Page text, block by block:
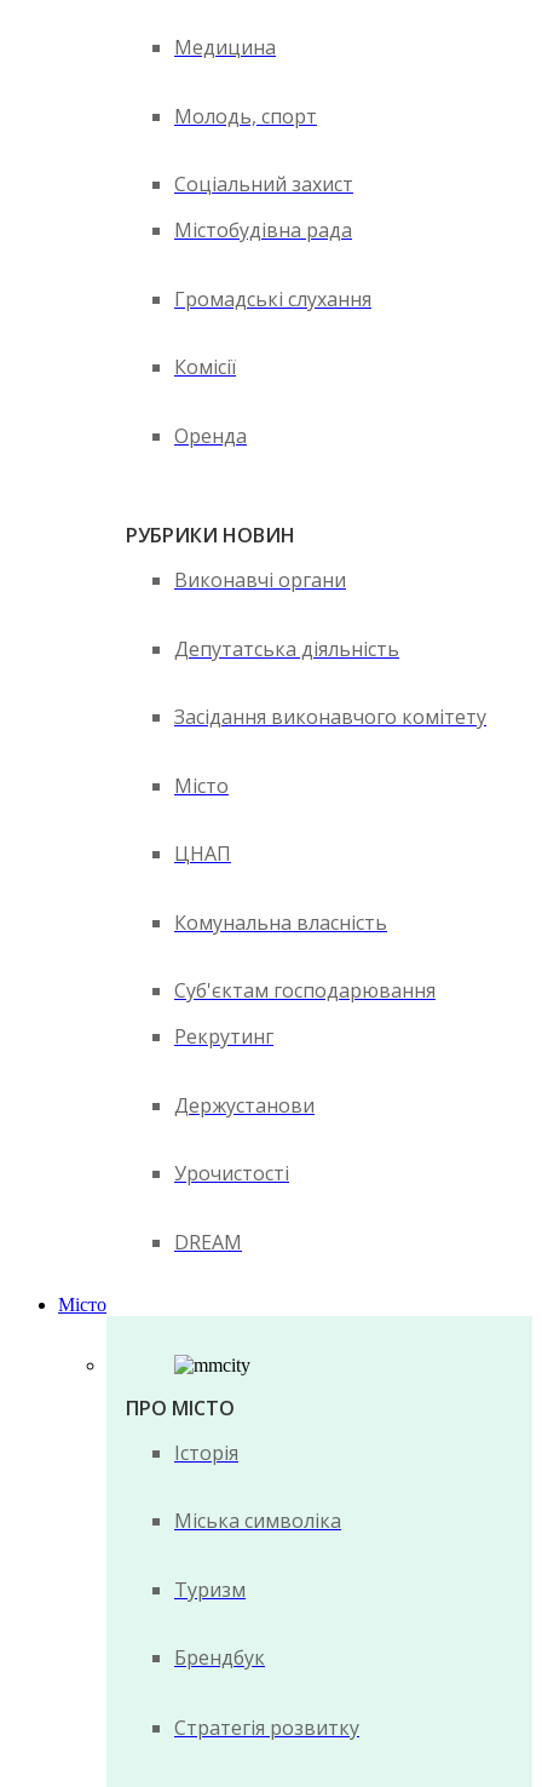
Медицина
Молодь, спорт
Соціальний захист
Містобудівна рада
Громадські слухання
Комісії
Оренда
РУБРИКИ НОВИН
Виконавчі органи
Депутатська діяльність
Засідання виконавчого комітету
Місто
ЦНАП
Комунальна власність
Суб'єктам господарювання
Рекрутинг
Держустанови
Урочистості
DREAM
Місто
ПРО МІСТО
Історія
Міська символіка
Туризм
Брендбук
Стратегія розвитку